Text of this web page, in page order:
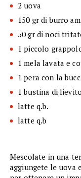
2 uova
150 gr di burro
50 gr di noci
1 piccolo
1 mela lavata e
1 pera con la
1 bustina di lievito
latte q.b.
latte q.b
Mescolate in una
aggiungete le uova